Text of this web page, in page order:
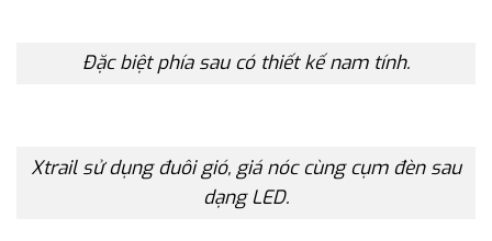
Đặc biệt phía sau có thiết kế nam tính.
Xtrail sử dụng đuôi gió, giá nóc cùng cụm đèn sau
dạng LED.